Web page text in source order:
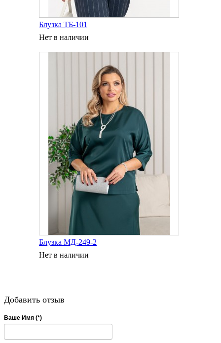
Блузка ТБ-101
Нет в наличии
Блузка МД-249-2
Нет в наличии
Добавить отзыв
Ваше Имя (*)